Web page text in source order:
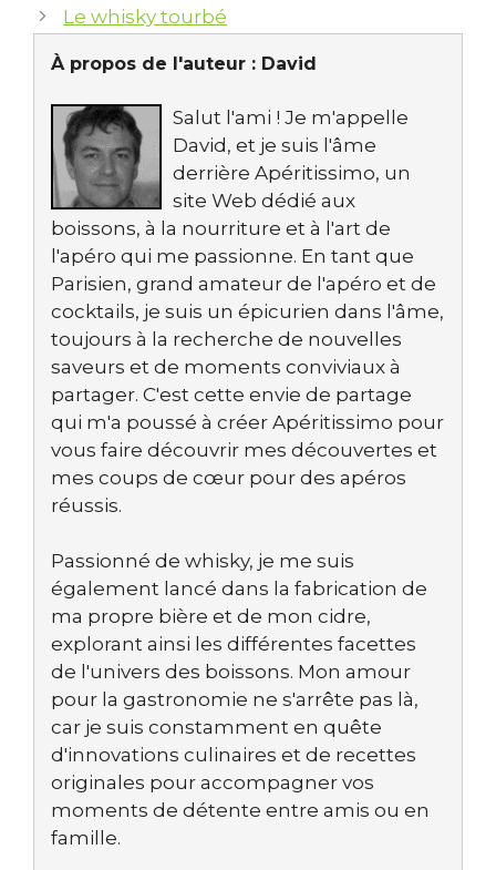
Le whisky tourbé
À propos de l'auteur : David
Salut l'ami ! Je m'appelle
David, et je suis l'âme
derrière Apéritissimo, un
site Web dédié aux
boissons, à la nourriture et à l'art de
l'apéro qui me passionne. En tant que
Parisien, grand amateur de l'apéro et de
cocktails, je suis un épicurien dans l'âme,
toujours à la recherche de nouvelles
saveurs et de moments conviviaux à
partager. C'est cette envie de partage
qui m'a poussé à créer Apéritissimo pour
vous faire découvrir mes découvertes et
mes coups de cœur pour des apéros
réussis.
Passionné de whisky, je me suis
également lancé dans la fabrication de
ma propre bière et de mon cidre,
explorant ainsi les différentes facettes
de l'univers des boissons. Mon amour
pour la gastronomie ne s'arrête pas là,
car je suis constamment en quête
d'innovations culinaires et de recettes
originales pour accompagner vos
moments de détente entre amis ou en
famille.